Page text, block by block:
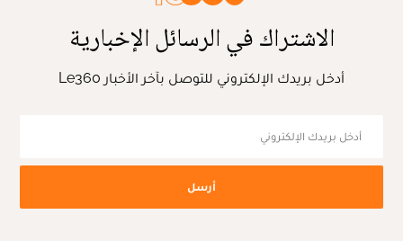
الاشتراك في الرسائل الإخبارية
أدخل بريدك الإلكتروني للتوصل بآخر الأخبار Le360
أرسل